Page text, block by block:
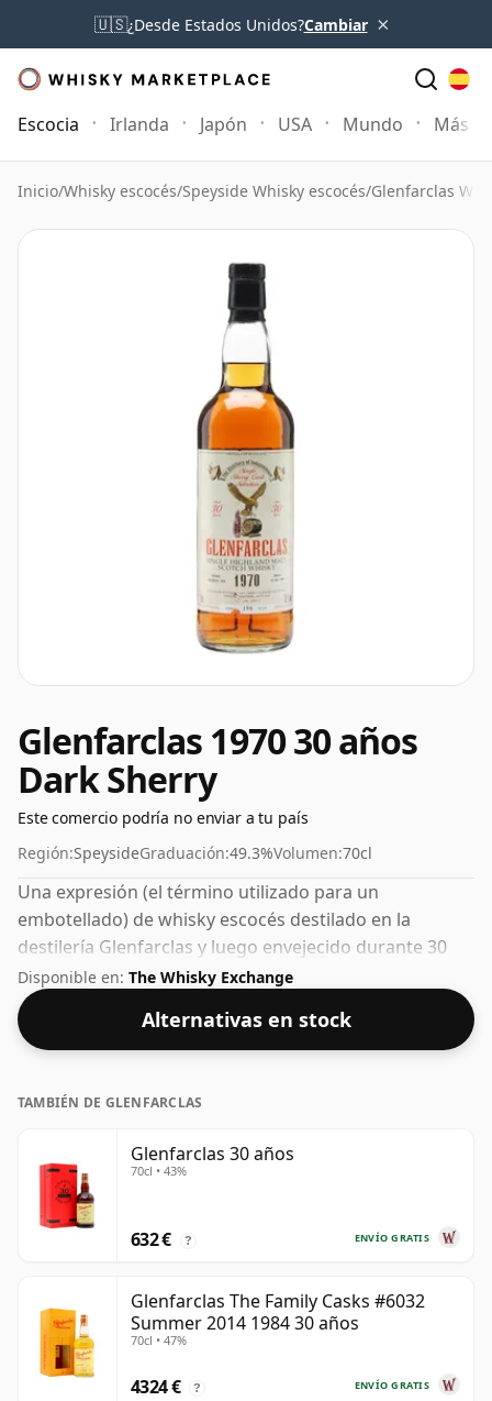
🇺🇸¿Desde Estados Unidos?Cambiar ×
Escocia Irlanda Japón USA Mundo Más
Inicio/Whisky escocés/Speyside Whisky escocés/Glenfarclas
Glenfarclas 1970 30 años
Dark Sherry
Este comercio podría no enviar a tu país
Región:SpeysideGraduación:49.3%Volumen:70cl
Una expresión (el término utilizado para un
embotellado) de whisky escocés destilado en la
destilería Glenfarclas y luego envejecido durante 30
años. Embotellado con una agradable graduación del
49,3%, este whisky se presenta en una botella de 70 cl.
Disponible en: The Whisky Exchange
Alternativas en stock
TAMBIÉN DE GLENFARCLAS
Glenfarclas 30 años
70cl • 43%
ENVÍO GRATIS
632 € ?
Glenfarclas The Family Casks #6032
Summer 2014 1984 30 años
70cl • 47%
ENVÍO GRATIS
4324 € ?